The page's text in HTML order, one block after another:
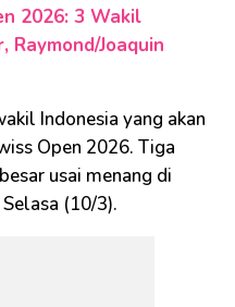
2026: 3 Wakil
Raymond/Joaquin
Indonesia yang akan
Open 2026. Tiga
usai menang di
(10/3).